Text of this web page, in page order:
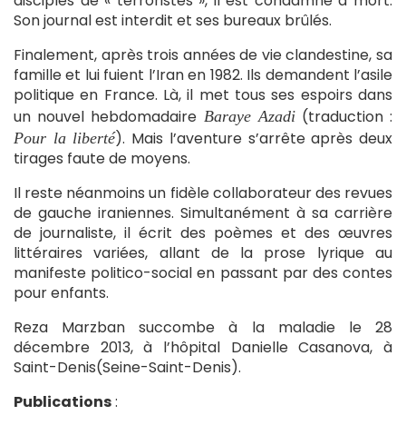
Son journal est interdit et ses bureaux brûlés.
Finalement, après trois années de vie clandestine, sa
famille et lui fuient l’Iran en 1982. Ils demandent l’asile
politique en France. Là, il met tous ses espoirs dans
un nouvel hebdomadaire Baraye Azadi(traduction :
Pour la liberté). Mais l’aventure s’arrête après deux
tirages faute de moyens.
Il reste néanmoins un fidèle collaborateur des revues
de gauche iraniennes. Simultanément à sa carrière
de journaliste, il écrit des poèmes et des œuvres
littéraires variées, allant de la prose lyrique au
manifeste politico-social en passant par des contes
pour enfants.
Reza Marzban succombe à la maladie le 28
décembre 2013, à l’hôpital Danielle Casanova, à
Saint-Denis(Seine-Saint-Denis).
Publications: